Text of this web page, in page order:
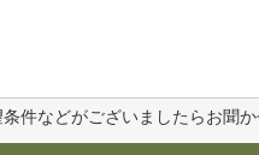
件などがございましたらお聞